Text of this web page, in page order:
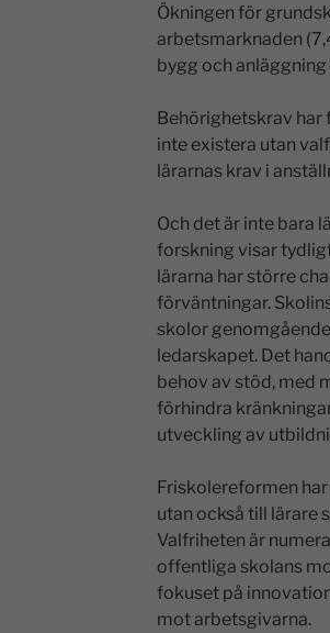
Ökningen för
arbetsmarknaden
bygg och anläggning
Behörighetskrav har
inte existera utan
lärarnas krav i
Och det är inte bara
forskning visar
lärarna har större
förväntningar.
skolor
ledarskapet. Det
behov av stöd, med
förhindra
utveckling av
Friskolereformen
utan också till lärare
Valfriheten är
offentliga skolans
fokuset på
mot arbetsgivarna.